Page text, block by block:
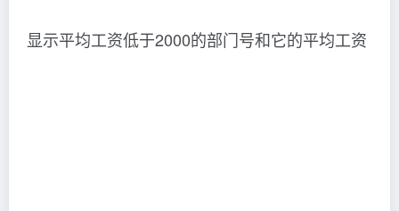
显示平均工资低于2000的部门号和它的平均工资